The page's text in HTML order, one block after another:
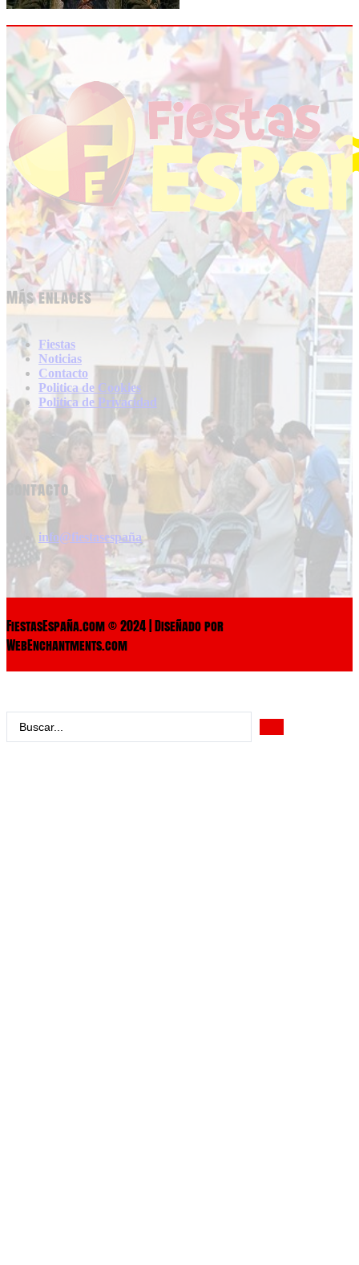
Más enlaces
Fiestas
Noticias
Contacto
Politica de Cookies
Politica de Privacidad
Contacto
info@fiestasespaña
FiestasEspaña.com © 2024 | Diseñado por
WebEnchantments.com